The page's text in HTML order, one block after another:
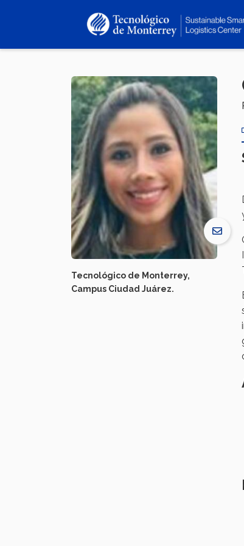
principal
Tecnológico de Monterrey,
Campus Ciudad Juárez.